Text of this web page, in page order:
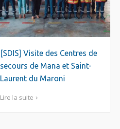
[SDIS] Visite des Centres de
secours de Mana et Saint-
Laurent du Maroni
Lire la suite